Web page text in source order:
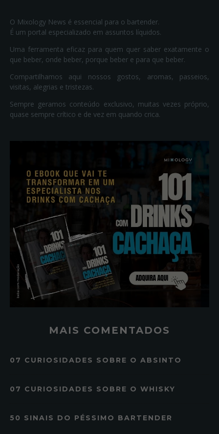
O Mixology News é essencial para o bartender.
É um portal especializado em assuntos líquidos.
Uma ferramenta eficaz para quem quer saber exatamente o
que beber, onde beber, porque beber e para que beber.
Compartilhamos aqui nossos gostos, aromas, passeios,
visitas, alegrias e tristezas.
Sempre geramos conteúdo exclusivo, muitas vezes próprio,
quase sempre crítico e de vez em quando crica.
MAIS COMENTADOS
07 CURIOSIDADES SOBRE O ABSINTO
07 CURIOSIDADES SOBRE O WHISKY
50 SINAIS DO PÉSSIMO BARTENDER